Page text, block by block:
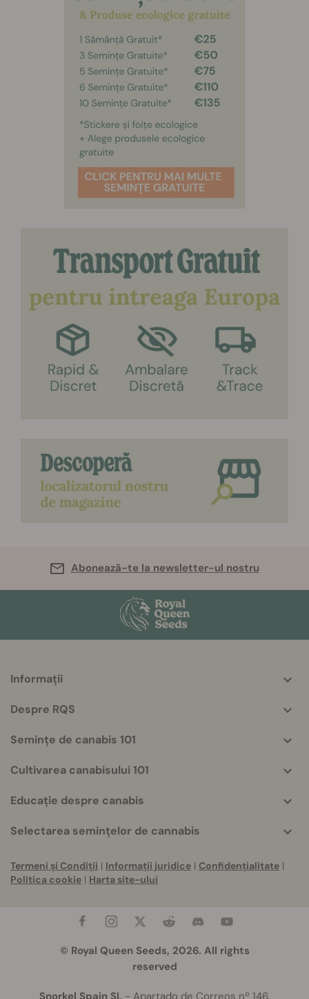
Abonează-te la newsletter-ul nostru
info
Informații
Despre RQS
Semințe de canabis 101
Cultivarea canabisului 101
Educație despre canabis
Selectarea semințelor de cannabis
Termeni și Condiții | Informații juridice | Confidențialitate |
Politica cookie | Harta site-ului
© Royal Queen Seeds, 2026. All rights
reserved